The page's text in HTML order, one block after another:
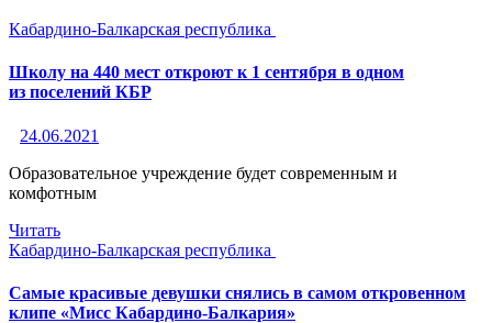
Кабардино-Балкарская республика
Школу на 440 мест откроют к 1 сентября в одном
из поселений КБР
24.06.2021
Образовательное учреждение будет современным и
комфотным
Читать
Кабардино-Балкарская республика
Самые красивые девушки снялись в самом откровенном
клипе «Мисс Кабардино-Балкария»